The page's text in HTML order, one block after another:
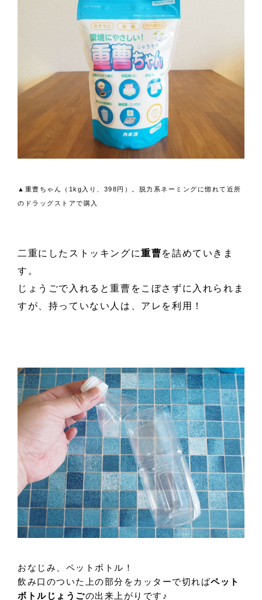
▲重曹ちゃん（1kg入り、398円）。脱力系ネーミングに惚れて近所
のドラッグストアで購入
二重にしたストッキングに重曹を詰めていきま
す。
じょうごで入れると重曹をこぼさずに入れられま
すが、持っていない人は、アレを利用！
おなじみ、ペットボトル！
飲み口のついた上の部分をカッターで切ればペット
ボトルじょうごの出来上がりです♪